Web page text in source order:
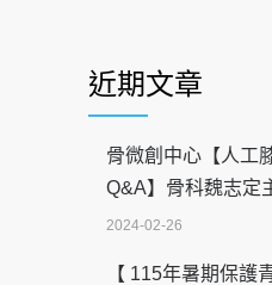
近期文章
骨微創中心【人工
Q&A】骨科魏志定
2024-02-26
【 115年暑期保護